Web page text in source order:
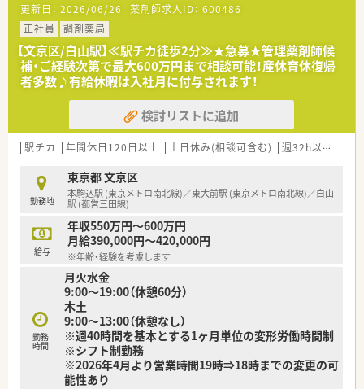
■ノルマなどもない為、自分のペースに合わせて働くことが出来
ます。
■新薬、漢方薬、漢方療法、民間薬・民間療法、健康食品・サプリメ
ント、 食事と運動の知恵などをトータルで提案している企業で
す。
■おもてなしの心と誠意ある行動をモットーにしています。
■時代のニーズともいうべき「セルフメディケーション」を全力
で推進しています。
■長期的な就業という点から、国内外研修、社員割引購入制度、
保養所（群馬県高崎市）など福利厚生も充実しています。
更新日： 2026/06/26 薬剤師求人ID： 600486
正社員
調剤薬局
【文京区/白山駅】≪駅チカ徒歩2分≫★急募★管理薬剤師候
補・ご経験次第で最大600万円まで相談可能！産休育休復帰
者多数♪有給休暇は入社月に付与されます！
検討リストに追加
駅チカ 年間休日120日以上 土日休み(相談可含む) 週32h以上
勤務地
東京都 文京区
本駒込駅 (東京メトロ南北線)／東大前駅 (東京メトロ南北線)／白山
駅 (都営三田線)
給与
年収550万円～600万円
月給390,000円～420,000円
※年齢・経験を考慮します
勤務
時間
月火水金
9:00～19:00（休憩60分）
木土
9:00～13:00（休憩なし）
※週40時間を基本とする1ヶ月単位の変形労働時間制
※シフト制勤務
※2026年4月より営業時間19時⇒18時までの変更の可
能性あり